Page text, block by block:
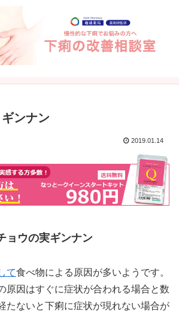
ンナン
2019.01.14
ョウの実ギンナン
て食べ物による原因が多いようです。
原因はすぐに症状が合われる場合と数
たないと下痢に症状が現れない場合が